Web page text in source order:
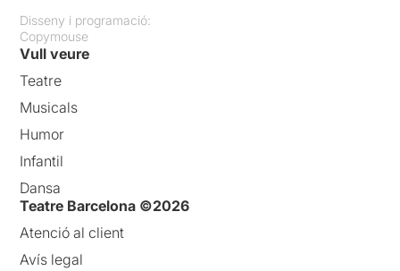
Disseny i programació:
Copymouse
Vull veure
Teatre
Musicals
Humor
Infantil
Dansa
Teatre Barcelona ©2026
Atenció al client
Avís legal